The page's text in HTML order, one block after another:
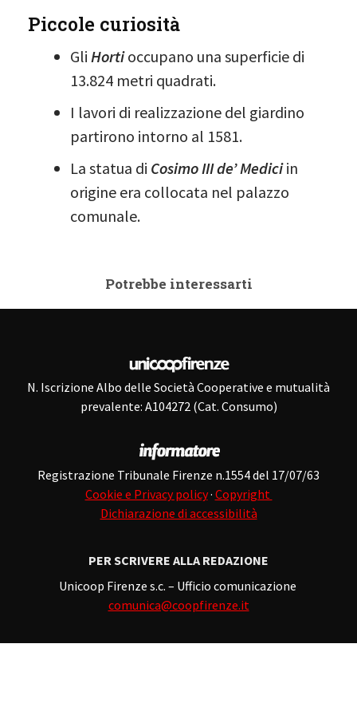
Piccole curiosità
Gli Hortioccupano una superficie di
13.824 metri quadrati.
I lavori di realizzazione del giardino
partirono intorno al 1581.
La statua di Cosimo III de’ Mediciin
origine era collocata nel palazzo
comunale.
Potrebbe interessarti
N. Iscrizione Albo delle Società Cooperative e mutualità
prevalente: A104272 (Cat. Consumo)
Registrazione Tribunale Firenze n.1554 del 17/07/63
Cookie e Privacy policy· Copyright
Dichiarazione di accessibilità
PER SCRIVERE ALLA REDAZIONE
Unicoop Firenze s.c. – Ufficio comunicazione
comunica@coopfirenze.it